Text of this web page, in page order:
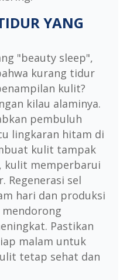
YANG
"beauty sleep",
kurang tidur
kulit?
kilau alaminya.
pembuluh
lingkaran hitam di
kulit tampak
kulit memperbarui
Regenerasi sel
hari dan produksi
Pastikan
malam untuk
tetap sehat dan